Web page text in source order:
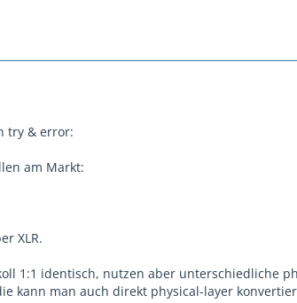
try & error:
am Markt:
XLR.
1:1 identisch, nutzen aber unterschiedliche
kann man auch direkt physical-layer